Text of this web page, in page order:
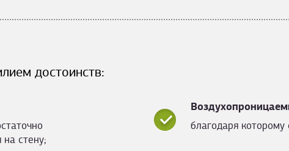
достоинств:
на стену;
благодаря